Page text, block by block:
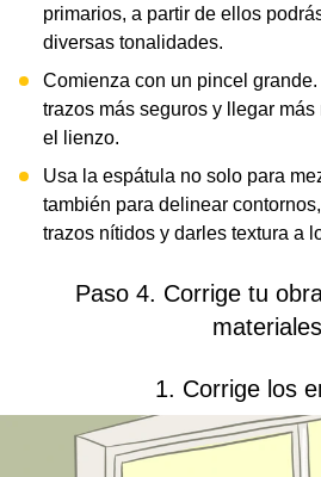
primarios, a partir de ellos
diversas tonalidades.
Comienza con un pincel
trazos más seguros y llegar
el lienzo.
Usa la espátula no solo para
también para delinear
trazos nítidos y darles textura a
Paso 4. Corrige tu
materiales
1. Corrige los